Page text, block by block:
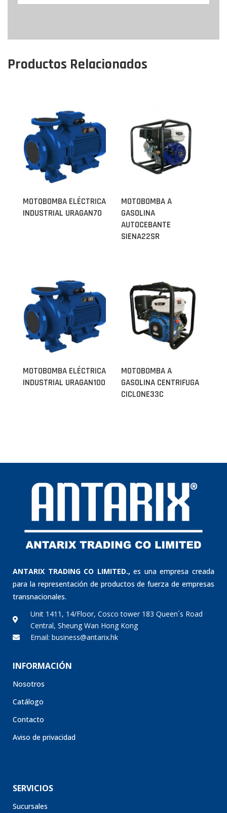
Productos Relacionados
MOTOBOMBA ELÉCTRICA
INDUSTRIAL URAGAN70
MOTOBOMBA A
GASOLINA
AUTOCEBANTE
SIENA22SR
MOTOBOMBA ELÉCTRICA
INDUSTRIAL URAGAN100
MOTOBOMBA A
GASOLINA CENTRIFUGA
CICLONE33C
ANTARIX TRADING CO LIMITED., es una empresa creada
para la representación de productos de fuerza de empresas
transnacionales.
Unit 1411, 14/Floor, Cosco tower 183 Queen´s Road
Central, Sheung Wan Hong Kong
Email: business@antarix.hk
INFORMACIÓN
Nosotros
Catálogo
Contacto
Aviso de privacidad
SERVICIOS
Sucursales